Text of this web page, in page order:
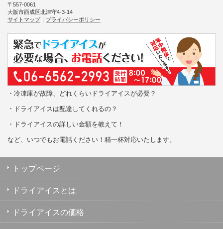
〒557-0061
大阪市西成区北津守4-3-14
サイトマップ
プライバシーポリシー
・冷凍庫が故障、どれくらいドライアイスが必要？
・ドライアイスは配達してくれるの？
・ドライアイスの詳しい金額を教えて！
など、いつでもお電話ください！精一杯対応いたします。
トップページ
ドライアイスとは
ドライアイスの価格